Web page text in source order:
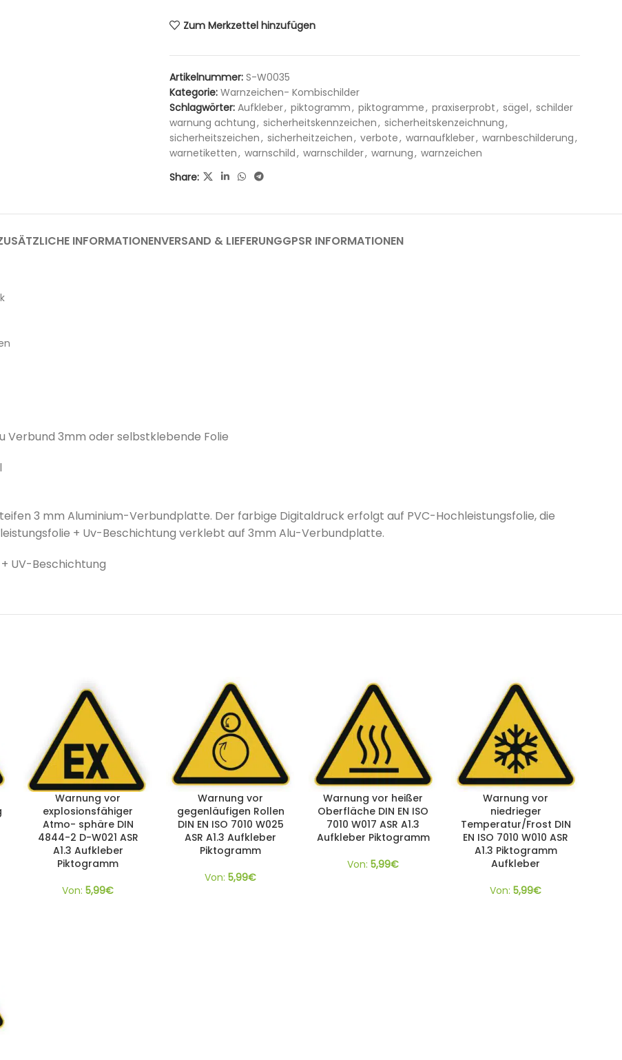
Zum Merkzettel hinzufügen
Artikelnummer: S-W0035
Kategorie: Warnzeichen- Kombischilder
Schlagwörter: Aufkleber, piktogramm, piktogramme, praxiserprobt, sägel, schilder
warnung achtung, sicherheitskennzeichen, sicherheitskenzeichnung,
sicherheitszeichen, sicherheitzeichen, verbote, warnaufkleber, warnbeschilderung,
warnetiketten, warnschild, warnschilder, warnung, warnzeichen
Share:
INFORMATIONENVERSAND & LIEFERUNGGPSR INFORMATIONEN
Verbund 3mm oder selbstklebende Folie
3 mm Aluminium-Verbundplatte. Der farbige Digitaldruck erfolgt auf PVC-Hochleistungsfolie, die
+ Uv-Beschichtung verklebt auf 3mm Alu-Verbundplatte.
UV-Beschichtung
Warnung vor
explosionsfähiger
Atmo- sphäre DIN
4844-2 D-W021 ASR
A1.3 Aufkleber
Piktogramm
Von: 5,99€
Warnung vor
gegenläufigen Rollen
DIN EN ISO 7010 W025
ASR A1.3 Aufkleber
Piktogramm
Von: 5,99€
Warnung vor heißer
Oberfläche DIN EN ISO
7010 W017 ASR A1.3
Aufkleber Piktogramm
Von: 5,99€
Warnung vor
niedrieger
Temperatur/Frost DIN
EN ISO 7010 W010 ASR
A1.3 Piktogramm
Aufkleber
Von: 5,99€